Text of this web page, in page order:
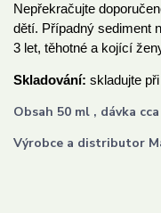
Nepřekračujte
dětí. Případný sediment
3 let, těhotné a kojící
Skladování: skladujte
Obsah 50 ml , dávka
Výrobce a distributor